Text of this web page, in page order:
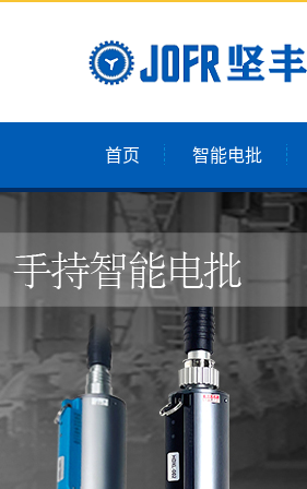
首页 智能电批